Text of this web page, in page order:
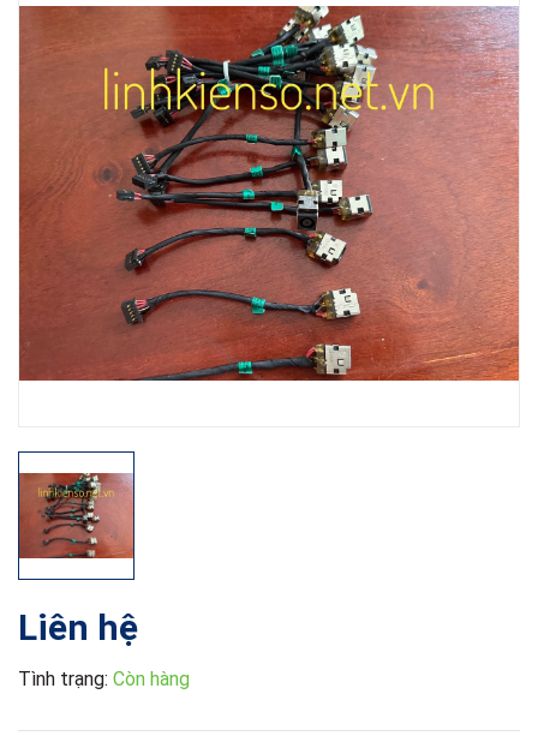
Liên hệ
Tình trạng: Còn hàng